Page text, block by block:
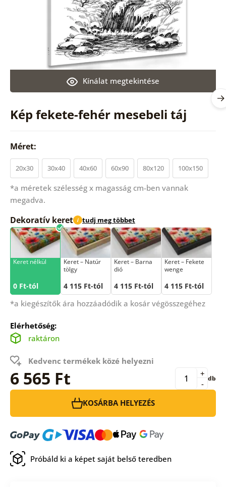
Kép fekete-fehér mesebeli táj
Kínálat megtekintése
Méret:
20x30 30x40 40x60 60x90 80x120 100x150
*a méretek szélesség x magasság cm-ben vannak
megadva.
Dekoratív keret i tudj meg többet
Keret nélkül
0 Ft-tól
Keret – Natúr
tölgy
4 115 Ft-tól
Keret – Barna
dió
4 115 Ft-tól
Keret – Fekete
wenge
4 115 Ft-tól
*a kiegészítők ára hozzáadódik a kosár végösszegéhez
Elérhetőség:
raktáron
Kedvenc termékek közé helyezni
6 565 Ft -
+ db
KOSÁRBA HELYEZÉS
Próbáld ki a képet saját belső teredben